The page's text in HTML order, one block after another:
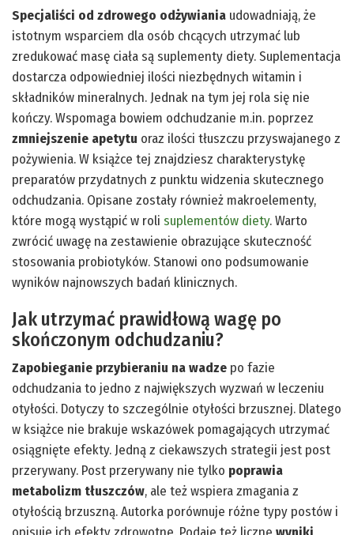
Specjaliści od zdrowego odżywiania udowadniają, że
istotnym wsparciem dla osób chcących utrzymać lub
zredukować masę ciała są suplementy diety. Suplementacja
dostarcza odpowiedniej ilości niezbędnych witamin i
składników mineralnych. Jednak na tym jej rola się nie
kończy. Wspomaga bowiem odchudzanie m.in. poprzez
zmniejszenie apetytu oraz ilości tłuszczu przyswajanego z
pożywienia. W książce tej znajdziesz charakterystykę
preparatów przydatnych z punktu widzenia skutecznego
odchudzania. Opisane zostały również makroelementy,
które mogą wystąpić w roli suplementów diety. Warto
zwrócić uwagę na zestawienie obrazujące skuteczność
stosowania probiotyków. Stanowi ono podsumowanie
wyników najnowszych badań klinicznych.
Jak utrzymać prawidłową wagę po
skończonym odchudzaniu?
Zapobieganie przybieraniu na wadze po fazie
odchudzania to jedno z największych wyzwań w leczeniu
otyłości. Dotyczy to szczególnie otyłości brzusznej. Dlatego
w książce nie brakuje wskazówek pomagających utrzymać
osiągnięte efekty. Jedną z ciekawszych strategii jest post
przerywany. Post przerywany nie tylko poprawia
metabolizm tłuszczów, ale też wspiera zmagania z
otyłością brzuszną. Autorka porównuje różne typy postów i